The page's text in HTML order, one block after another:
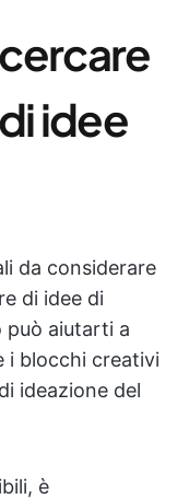
idee
da considerare
di idee di
aiutarti a
i blocchi creativi
ideazione del
è